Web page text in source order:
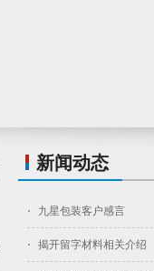
新闻动态
九星包装客户感言
揭开留字材料相关介绍